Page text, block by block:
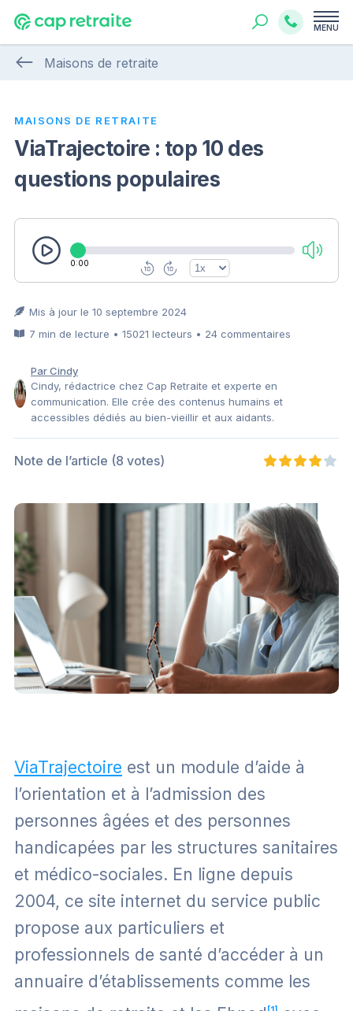
MENU
Maisons de retraite
MAISONS DE RETRAITE
ViaTrajectoire : top 10 des
questions populaires
0:00
Mis à jour le 10 septembre 2024
7 min de lecture • 15021 lecteurs • 24 commentaires
Par Cindy
Cindy, rédactrice chez Cap Retraite et experte en
communication. Elle crée des contenus humains et
accessibles dédiés au bien-vieillir et aux aidants.
Note de l’article (8 votes)
ViaTrajectoire est un module d’aide à
l’orientation et à l’admission des
personnes âgées et des personnes
handicapées par les structures sanitaires
et médico-sociales. En ligne depuis
2004, ce site internet du service public
propose aux particuliers et
professionnels de santé d’accéder à un
annuaire d’établissements comme les